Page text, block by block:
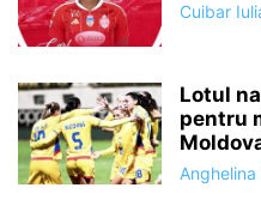
Cuibar
Lotul
pentru